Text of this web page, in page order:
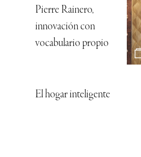
Pierre Rainero,
innovación con
vocabulario propio
El hogar inteligente